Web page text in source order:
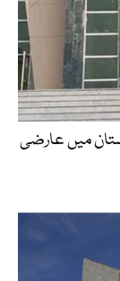
کی پاکستان میں عارضی